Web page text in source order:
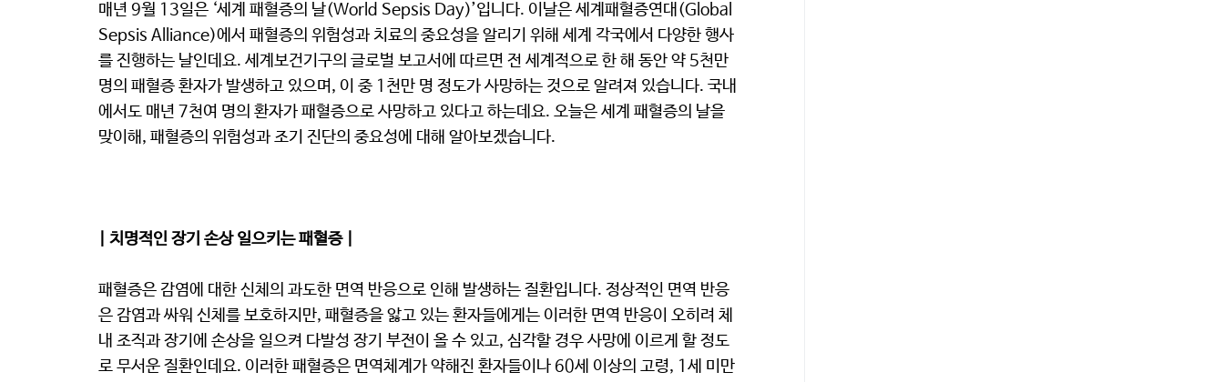
매년 9월 13일은 ‘세계 패혈증의 날(World Sepsis Day)’입니다. 이날은 세계패혈증연대(Global
Sepsis Alliance)에서 패혈증의 위험성과 치료의 중요성을 알리기 위해 세계 각국에서 다양한 행사
를 진행하는 날인데요. 세계보건기구의 글로벌 보고서에 따르면 전 세계적으로 한 해 동안 약 5천만
명의 패혈증 환자가 발생하고 있으며, 이 중 1천만 명 정도가 사망하는 것으로 알려져 있습니다. 국내
에서도 매년 7천여 명의 환자가 패혈증으로 사망하고 있다고 하는데요. 오늘은 세계 패혈증의 날을
맞이해, 패혈증의 위험성과 조기 진단의 중요성에 대해 알아보겠습니다.
| 치명적인 장기 손상 일으키는 패혈증 |
패혈증은 감염에 대한 신체의 과도한 면역 반응으로 인해 발생하는 질환입니다. 정상적인 면역 반응
은 감염과 싸워 신체를 보호하지만, 패혈증을 앓고 있는 환자들에게는 이러한 면역 반응이 오히려 체
내 조직과 장기에 손상을 일으켜 다발성 장기 부전이 올 수 있고, 심각할 경우 사망에 이르게 할 정도
로 무서운 질환인데요. 이러한 패혈증은 면역체계가 약해진 환자들이나 60세 이상의 고령, 1세 미만